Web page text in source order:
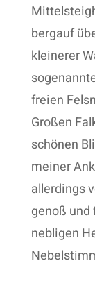
bergauf
kleinerer
freien
Großen
schönen
meiner
allerdings
genoß
nebligen